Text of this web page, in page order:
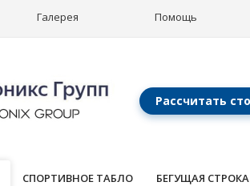
Галерея Помощь
Рассчитать
СПОРТИВНОЕ ТАБЛО БЕГУЩАЯ СТРОКА